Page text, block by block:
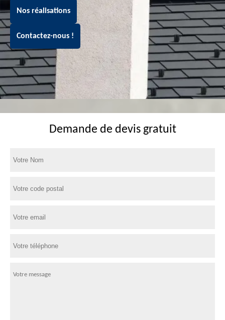
Nos réalisations
Contactez-nous !
Demande de devis gratuit